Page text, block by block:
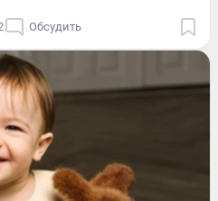
Обсудить